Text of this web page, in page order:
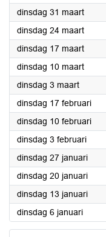
dinsdag 31 maart2026
dinsdag 24 maart2026
dinsdag 17 maart2026
dinsdag 10 maart2026
dinsdag 3 maart2026
dinsdag 17 februari2026
dinsdag 10 februari2026
dinsdag 3 februari2026
dinsdag 27 januari2026
dinsdag 20 januari2026
dinsdag 13 januari2026
dinsdag 6 januari2026